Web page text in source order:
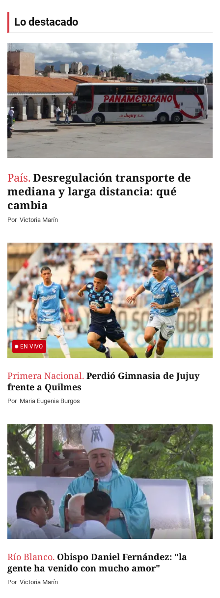
Lo destacado
País. Desregulación transporte de
mediana y larga distancia: qué
cambia
Por Victoria Marín
EN VIVO
Primera Nacional. Perdió Gimnasia de Jujuy
frente a Quilmes
Por Maria Eugenia Burgos
Río Blanco. Obispo Daniel Fernández: "la
gente ha venido con mucho amor"
Por Victoria Marín